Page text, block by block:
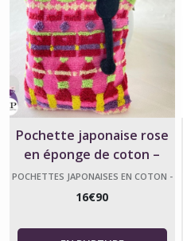
Pochette japonaise rose
en éponge de coton –
motif drink Atsuko
Matano
POCHETTES JAPONAISES EN COTON -
16€90